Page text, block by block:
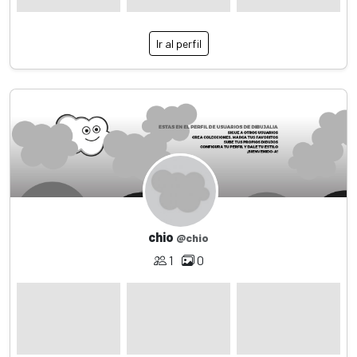
Ir al perfil
chio @chio
1 0